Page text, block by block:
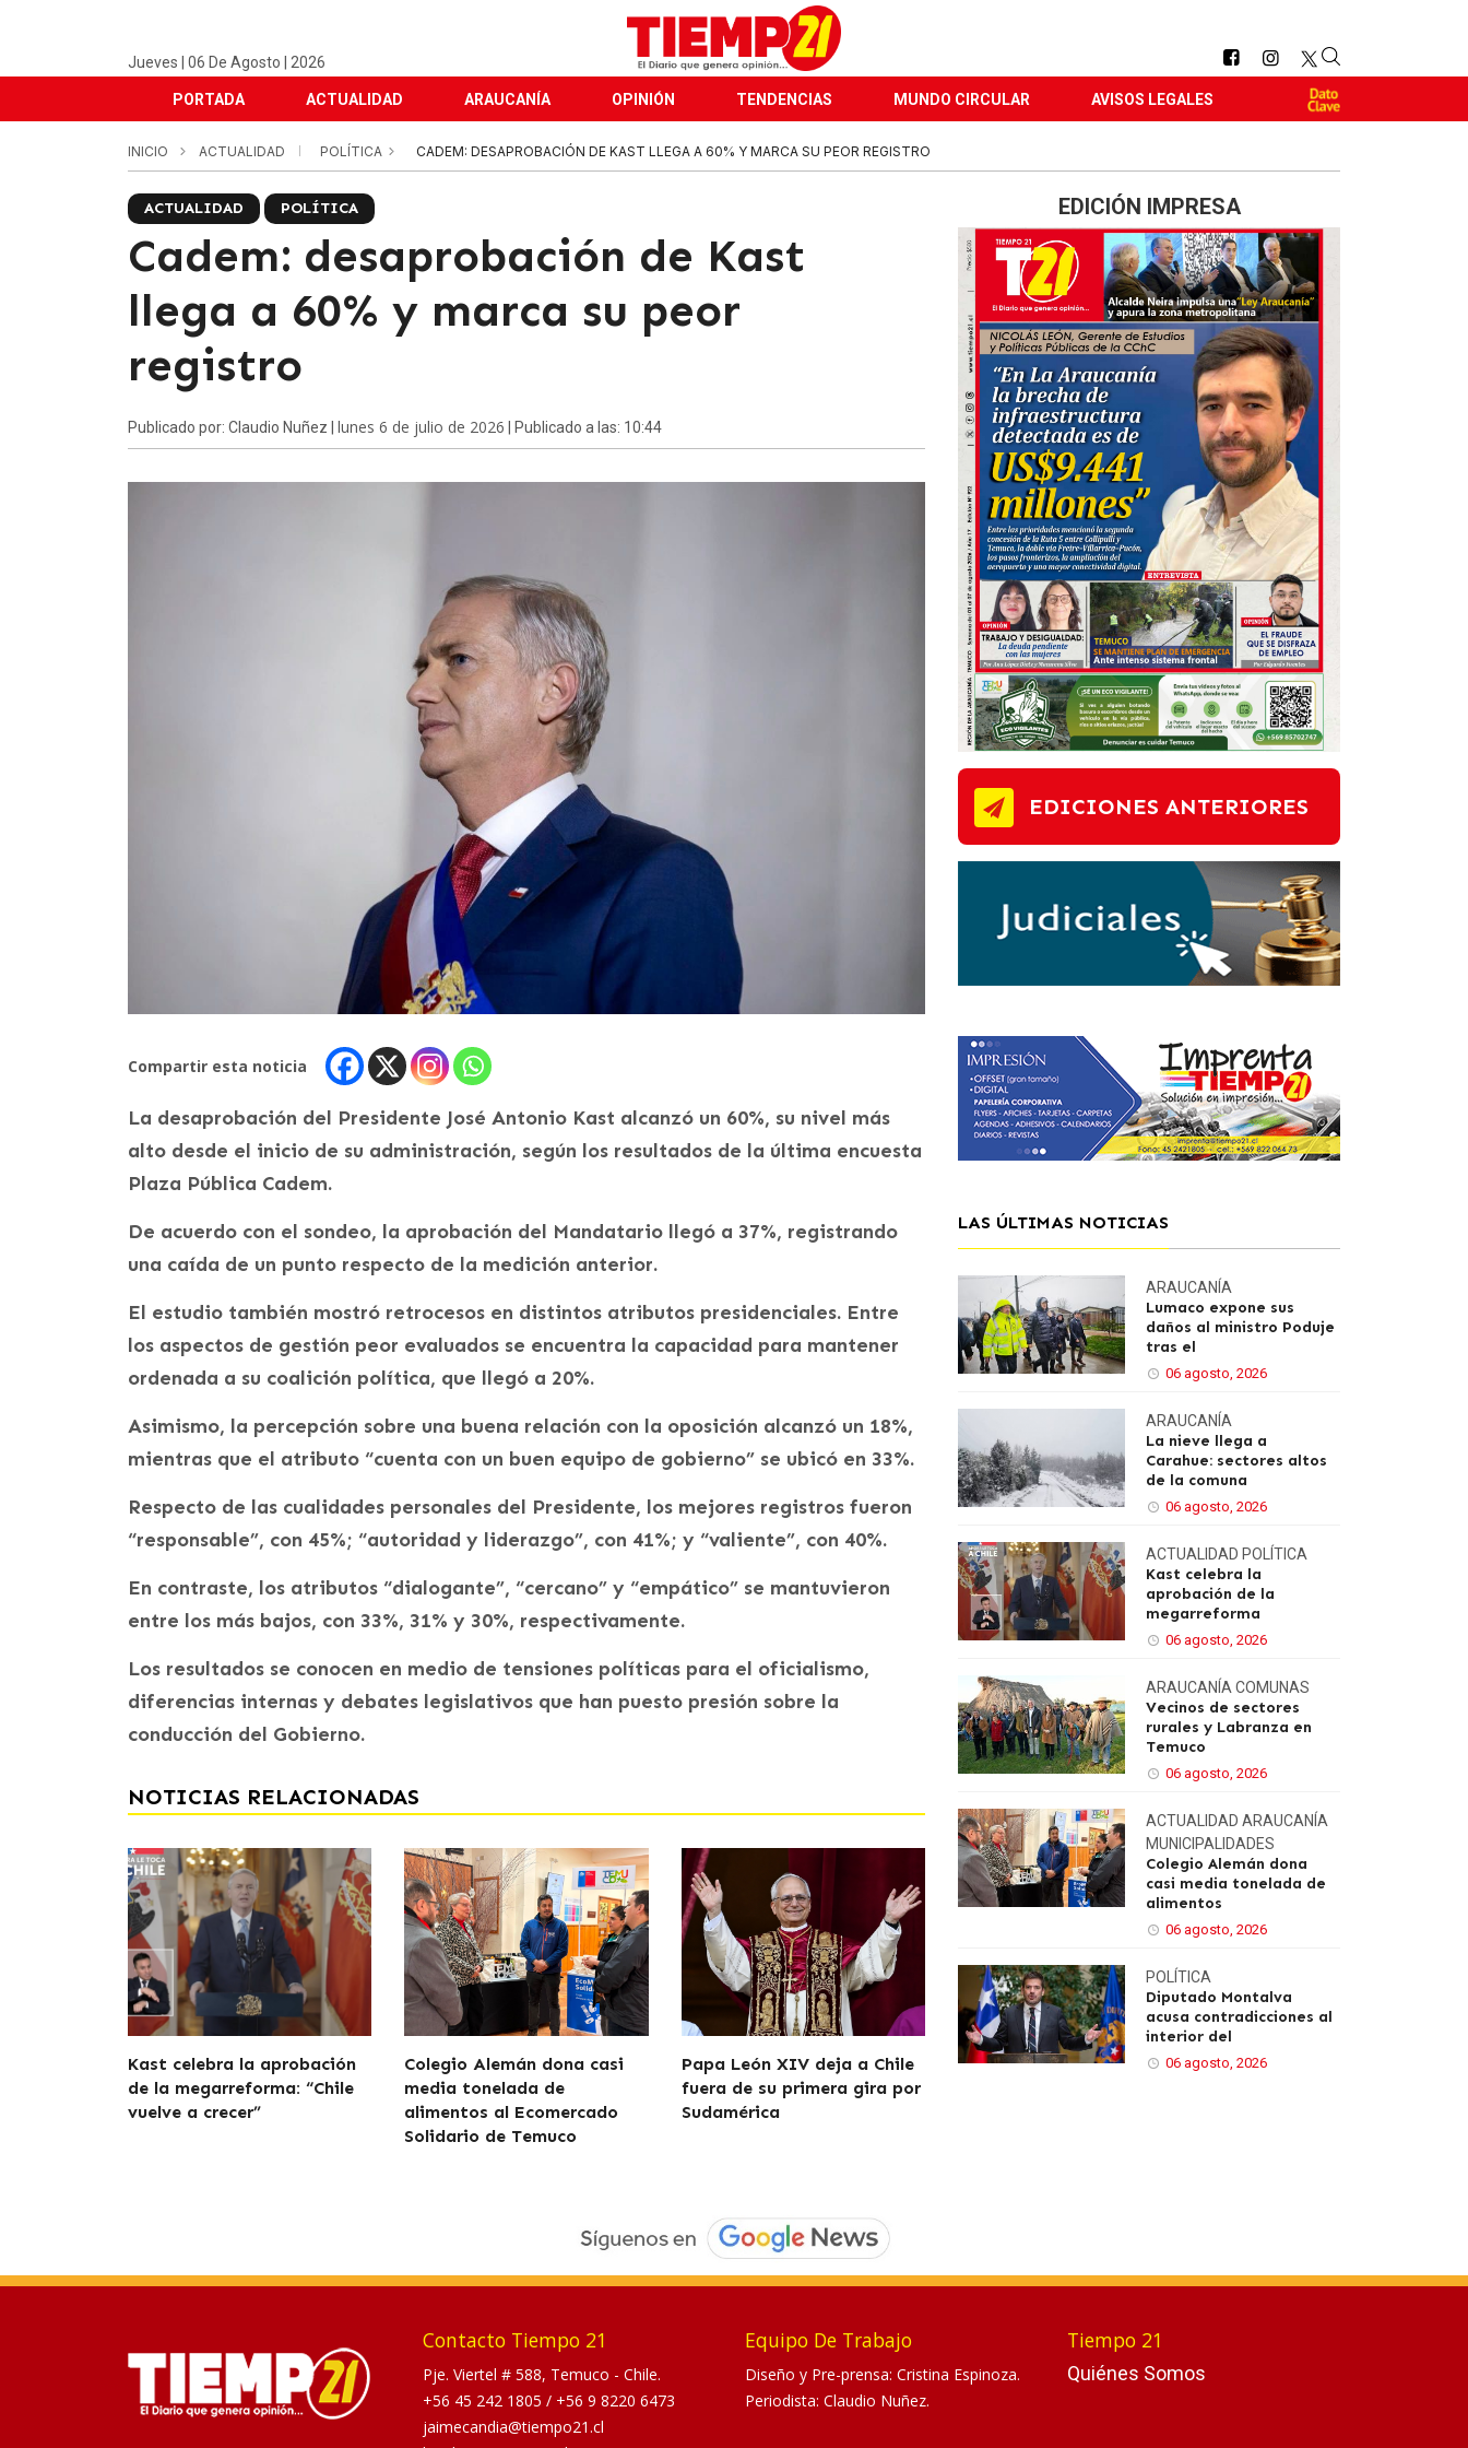
Jueves | 06 De Agosto | 2026
PORTADA ACTUALIDAD ARAUCANÍA OPINIÓN TENDENCIAS MUNDO CIRCULAR AVISOS LEGALES
INICIO ACTUALIDAD POLÍTICA CADEM: DESAPROBACIÓN DE KAST LLEGA A 60% Y MARCA SU PEOR REGISTRO
ACTUALIDAD POLÍTICA
Cadem: desaprobación de Kast
llega a 60% y marca su peor
registro
Publicado por: Claudio Nuñez | lunes 6 de julio de 2026 | Publicado a las: 10:44
Compartir esta noticia
La desaprobación del Presidente José Antonio Kast alcanzó un 60%, su nivel más
alto desde el inicio de su administración, según los resultados de la última encuesta
Plaza Pública Cadem.
De acuerdo con el sondeo, la aprobación del Mandatario llegó a 37%, registrando
una caída de un punto respecto de la medición anterior.
El estudio también mostró retrocesos en distintos atributos presidenciales. Entre
los aspectos de gestión peor evaluados se encuentra la capacidad para mantener
ordenada a su coalición política, que llegó a 20%.
Asimismo, la percepción sobre una buena relación con la oposición alcanzó un 18%,
mientras que el atributo “cuenta con un buen equipo de gobierno” se ubicó en 33%.
Respecto de las cualidades personales del Presidente, los mejores registros fueron
“responsable”, con 45%; “autoridad y liderazgo”, con 41%; y “valiente”, con 40%.
En contraste, los atributos “dialogante”, “cercano” y “empático” se mantuvieron
entre los más bajos, con 33%, 31% y 30%, respectivamente.
Los resultados se conocen en medio de tensiones políticas para el oficialismo,
diferencias internas y debates legislativos que han puesto presión sobre la
conducción del Gobierno.
NOTICIAS RELACIONADAS
Kast celebra la aprobación
de la megarreforma: “Chile
vuelve a crecer”
Colegio Alemán dona casi
media tonelada de
alimentos al Ecomercado
Solidario de Temuco
Papa León XIV deja a Chile
fuera de su primera gira por
Sudamérica
EDICIÓN IMPRESA
EDICIONES ANTERIORES
LAS ÚLTIMAS NOTICIAS
ARAUCANÍA
Lumaco expone sus
daños al ministro Poduje
tras el
06 agosto, 2026
ARAUCANÍA
La nieve llega a
Carahue: sectores altos
de la comuna
06 agosto, 2026
ACTUALIDAD POLÍTICA
Kast celebra la
aprobación de la
megarreforma
06 agosto, 2026
ARAUCANÍA COMUNAS
Vecinos de sectores
rurales y Labranza en
Temuco
06 agosto, 2026
ACTUALIDAD ARAUCANÍA
MUNICIPALIDADES
Colegio Alemán dona
casi media tonelada de
alimentos
06 agosto, 2026
POLÍTICA
Diputado Montalva
acusa contradicciones al
interior del
06 agosto, 2026
Contacto Tiempo 21
Pje. Viertel # 588, Temuco - Chile.
+56 45 242 1805 / +56 9 8220 6473
jaimecandia@tiempo21.cl
Equipo De Trabajo
Diseño y Pre-prensa: Cristina Espinoza.
Periodista: Claudio Nuñez.
Tiempo 21
Quiénes Somos